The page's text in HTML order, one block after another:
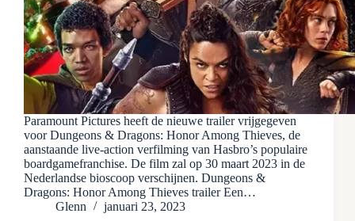
Paramount Pictures heeft de nieuwe trailer vrijgegeven
voor Dungeons & Dragons: Honor Among Thieves, de
aanstaande live-action verfilming van Hasbro’s populaire
boardgamefranchise. De film zal op 30 maart 2023 in de
Nederlandse bioscoop verschijnen. Dungeons &
Dragons: Honor Among Thieves trailer Een…
Glenn
januari 23, 2023